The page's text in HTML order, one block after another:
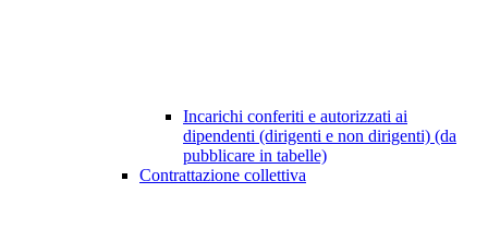
Incarichi conferiti e autorizzati ai
dipendenti (dirigenti e non dirigenti) (da
pubblicare in tabelle)
Contrattazione collettiva